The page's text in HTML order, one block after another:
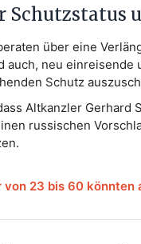
über eine
auch, neu
Schutz
Altkanzler
russischen
23 bis 60 könnten